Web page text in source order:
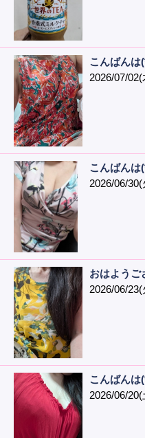
こんばん
2026/07/
こんばん
2026/06/30(
おはよう
2026/06/
こんばん
2026/06/